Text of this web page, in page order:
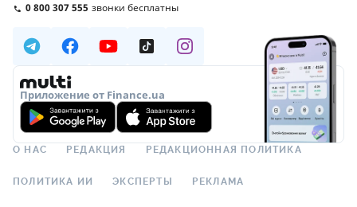
0 800 307 555 звонки бесплатны
Приложение от Finance.ua
О НАС РЕДАКЦИЯ РЕДАКЦИОННАЯ ПОЛИТИКА
ПОЛИТИКА ИИ ЭКСПЕРТЫ РЕКЛАМА